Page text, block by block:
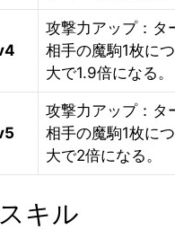
攻撃力アップ：タ
相手の魔駒1枚に
大で1.9倍になる。
攻撃力アップ：タ
相手の魔駒1枚に
大で2倍になる。
キル